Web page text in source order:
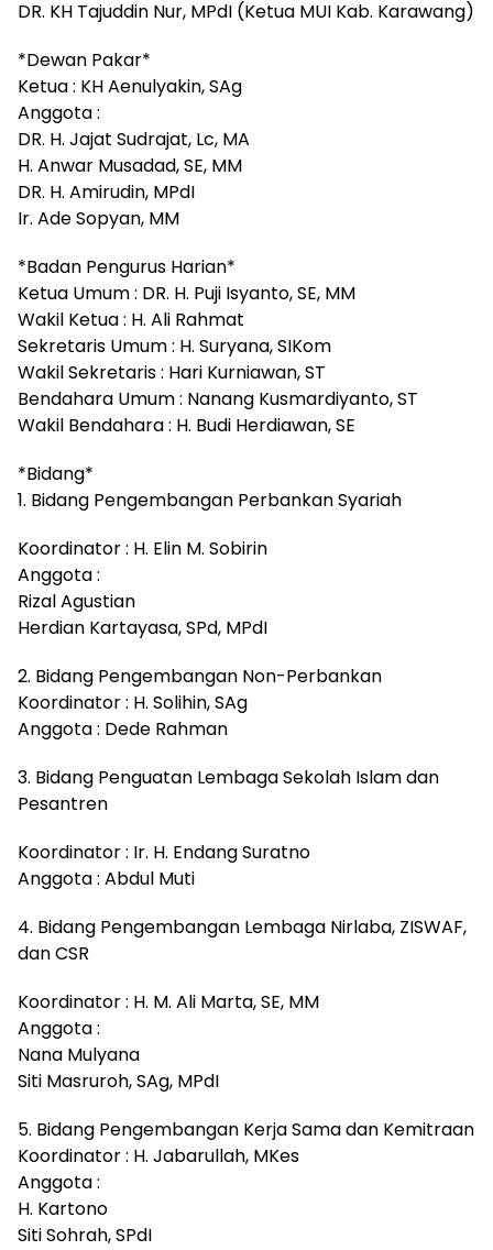
DR. KH Tajuddin Nur, MPdI (Ketua MUI Kab. Karawang)
*Dewan Pakar*
Ketua : KH Aenulyakin, SAg
Anggota :
DR. H. Jajat Sudrajat, Lc, MA
H. Anwar Musadad, SE, MM
DR. H. Amirudin, MPdI
Ir. Ade Sopyan, MM
*Badan Pengurus Harian*
Ketua Umum : DR. H. Puji Isyanto, SE, MM
Wakil Ketua : H. Ali Rahmat
Sekretaris Umum : H. Suryana, SIKom
Wakil Sekretaris : Hari Kurniawan, ST
Bendahara Umum : Nanang Kusmardiyanto, ST
Wakil Bendahara : H. Budi Herdiawan, SE
*Bidang*
1. Bidang Pengembangan Perbankan Syariah
Koordinator : H. Elin M. Sobirin
Anggota :
Rizal Agustian
Herdian Kartayasa, SPd, MPdI
2. Bidang Pengembangan Non-Perbankan
Koordinator : H. Solihin, SAg
Anggota : Dede Rahman
3. Bidang Penguatan Lembaga Sekolah Islam dan
Pesantren
Koordinator : Ir. H. Endang Suratno
Anggota : Abdul Muti
4. Bidang Pengembangan Lembaga Nirlaba, ZISWAF,
dan CSR
Koordinator : H. M. Ali Marta, SE, MM
Anggota :
Nana Mulyana
Siti Masruroh, SAg, MPdI
5. Bidang Pengembangan Kerja Sama dan Kemitraan
Koordinator : H. Jabarullah, MKes
Anggota :
H. Kartono
Siti Sohrah, SPdI